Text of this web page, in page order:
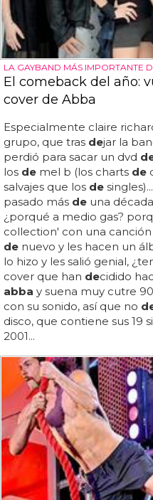
LA GAYBAND MÁS IMPORTANTE
El comeback del año:
cover de Abba
Especialmente claire
grupo, que tras dejar la
perdió para sacar un dvd
los de mel b (los charts de
salvajes que los de
pasado más de una
¿porqué a medio gas?
collection' con una
de nuevo y les hacen un
lo hizo y les salió genial,
cover que han decidido
abba y suena muy cutre
con su sonido, así que no
disco, que contiene sus 19
2001...